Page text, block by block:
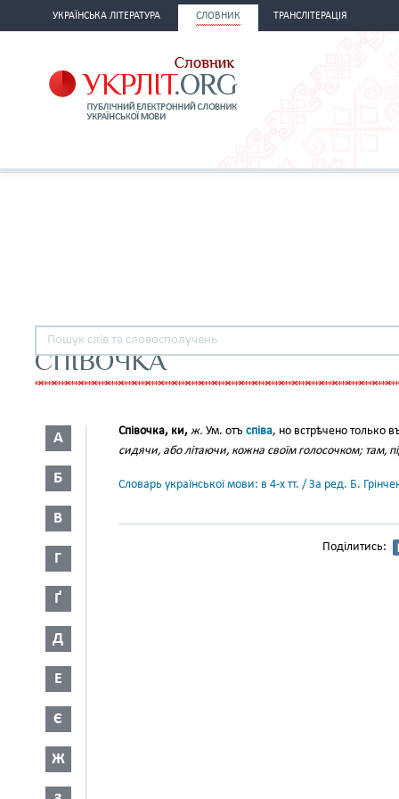
УКРАЇНСЬКА ЛІТЕРАТУРА СЛОВНИК ТРАНСЛІТЕРАЦІЯ
СПІВОЧКА
А
Б
В
Г
Ґ
Д
Е
Є
Ж
Співочка, ки, ж. Ум. отъ співа, но встрѣчено только
сидячи, або літаючи, кожна своїм голосочком; там,
Словарь української мови: в 4-х тт. / За ред. Б.
Поділитись: